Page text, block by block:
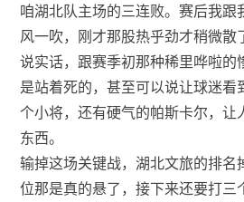
咱湖北队主场的三连败。赛后我跟
风一吹，刚才那股热乎劲才稍微散
说实话，跟赛季初那种稀里哗啦的
是站着死的，甚至可以说让球迷看
个小将，还有硬气的帕斯卡尔，让
东西。
输掉这场关键战，湖北文旅的排名
位那是真的悬了，接下来还要打三